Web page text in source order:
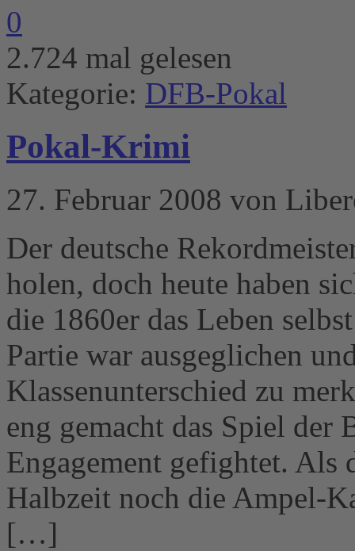
0
2.724 mal gelesen
Kategorie: DFB-Pokal
Pokal-Krimi
27. Februar 2008 von
Der deutsche
holen, doch heute haben
die 1860er das Leben
Partie war ausgeglichen
Klassenunterschied zu
eng gemacht das Spiel
Engagement gefightet. Als
Halbzeit noch die Ampel-
[…]